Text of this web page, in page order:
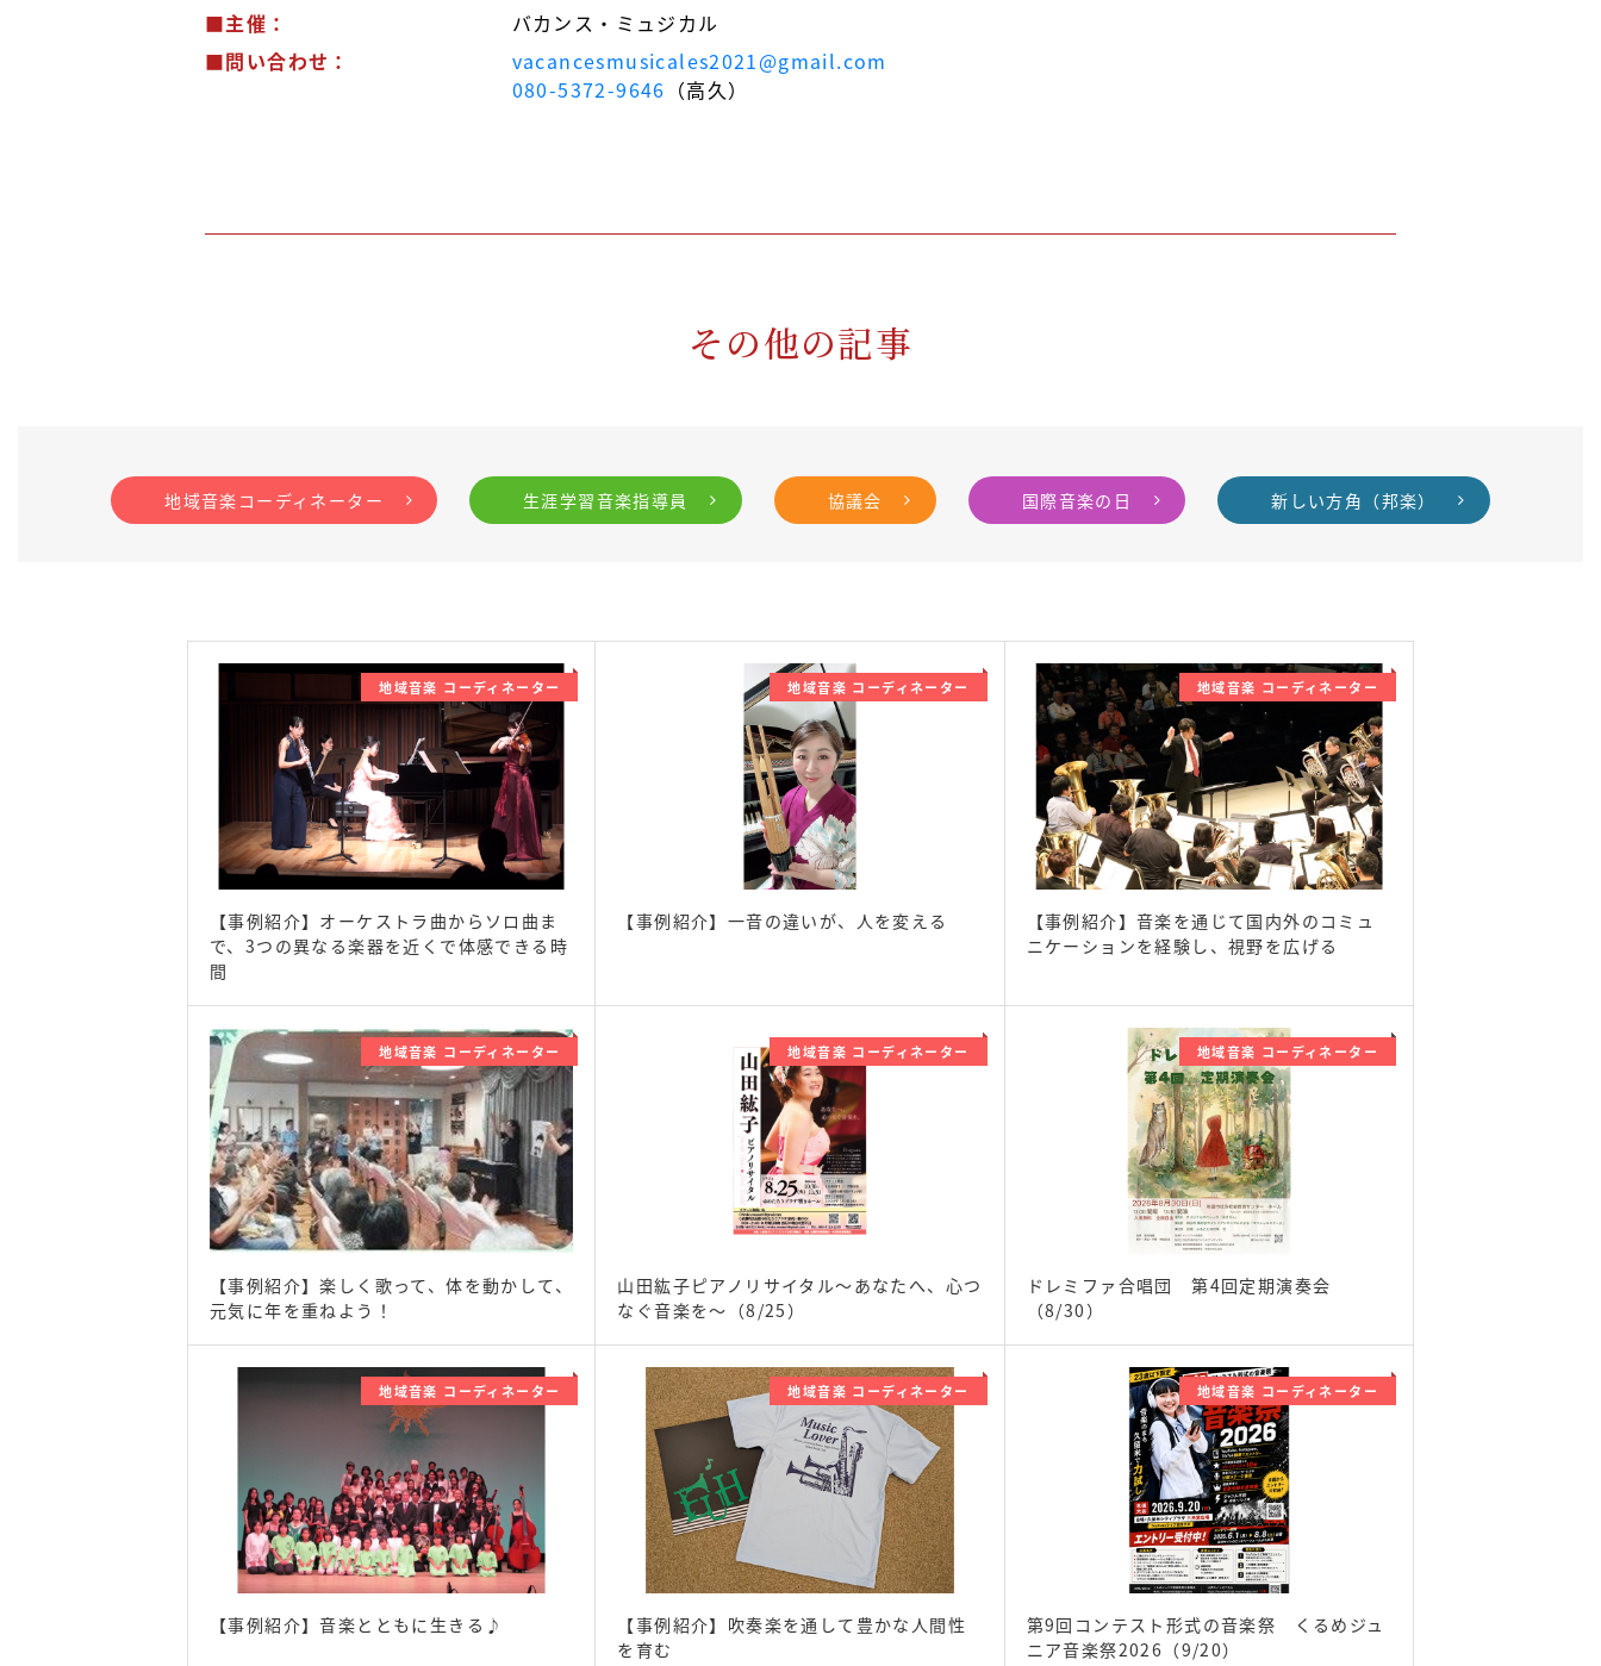
■主催：
バカンス・ミュジカル
■問い合わせ：
vacancesmusicales2021@gmail.com
080-5372-9646 （高久）
その他の記事
地域音楽コーディネーター 生涯学習音楽指導員 協議会 国際音楽の日 新しい方角（邦楽）
地域音楽 コーディネーター
【事例紹介】オーケストラ曲からソロ曲ま
で、3つの異なる楽器を近くで体感できる時
間
地域音楽 コーディネーター
【事例紹介】一音の違いが、人を変える
地域音楽 コーディネーター
【事例紹介】音楽を通じて国内外のコミュ
ニケーションを経験し、視野を広げる
地域音楽 コーディネーター
【事例紹介】楽しく歌って、体を動かして、
元気に年を重ねよう！
地域音楽 コーディネーター
山田紘子ピアノリサイタル～あなたへ、心つ
なぐ音楽を～（8/25）
地域音楽 コーディネーター
ドレミファ合唱団 第4回定期演奏会
（8/30）
地域音楽 コーディネーター
【事例紹介】音楽とともに生きる♪
地域音楽 コーディネーター
【事例紹介】吹奏楽を通して豊かな人間性
を育む
地域音楽 コーディネーター
第9回コンテスト形式の音楽祭 くるめジュ
ニア音楽祭2026（9/20）